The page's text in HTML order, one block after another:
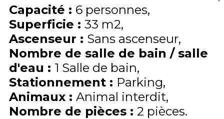
Capacité : 6 personnes
Superficie : 33 m2
Ascenseur : Sans ascenseur
Nombre de salle de bain / salle
d'eau : 1 Salle de bain
Stationnement : Parking
Animaux : Animal interdit
Nombre de pièces : 2 pièces